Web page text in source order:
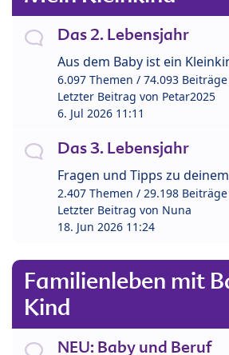
Das 2. Lebensjahr
Aus dem Baby ist ein
6.097 Themen / 74.093 Beiträge
Letzter Beitrag von Petar2025
6. Jul 2026 11:11
Das 3. Lebensjahr
Fragen und Tipps zu
2.407 Themen / 29.198 Beiträge
Letzter Beitrag von Nuna
18. Jun 2026 11:24
Familienleben mit
Kind
NEU: Baby und Beruf